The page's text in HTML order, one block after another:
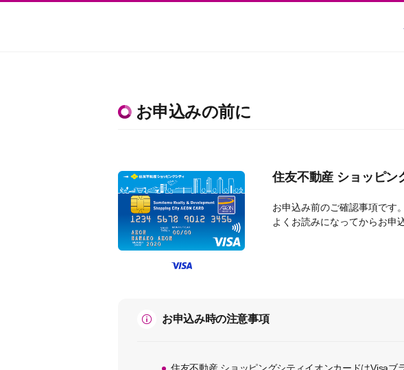
お申込みの前に
住友不動産 ショッピン
お申込み前のご確認事項です。
よくお読みになってからお申
お申込み時の注意事項